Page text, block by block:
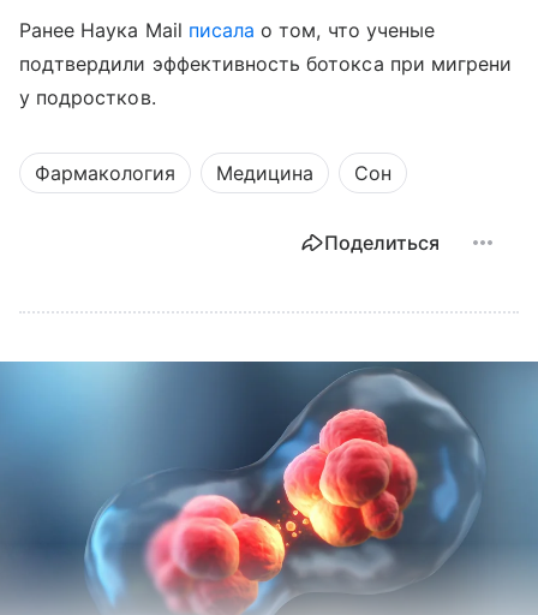
Ранее Наука Mail писала о том, что ученые
подтвердили эффективность ботокса при мигрени
у подростков.
Фармакология Медицина Сон
Поделиться